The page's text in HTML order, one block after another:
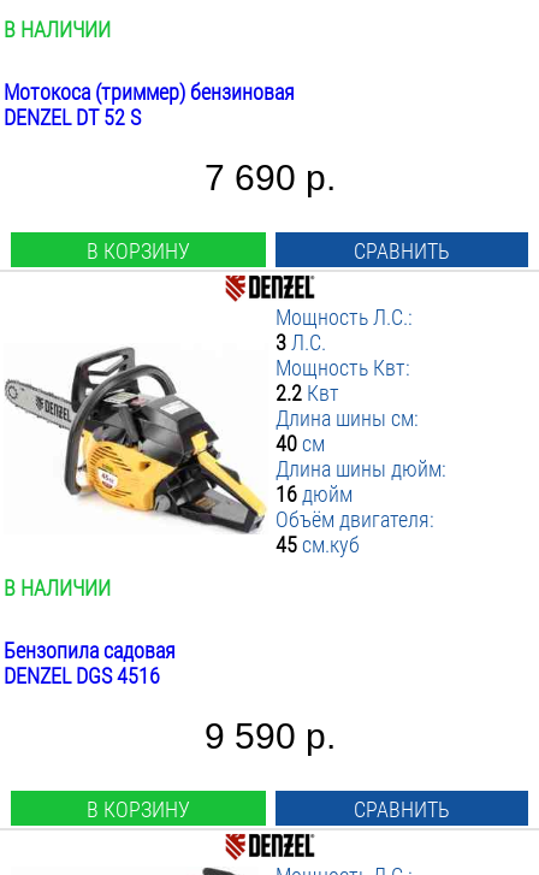
В НАЛИЧИИ
Мотокоса (триммер) бензиновая
DENZEL DT 52 S
7 690 р.
В КОРЗИНУ СРАВНИТЬ
Мощность Л.С.:
3 Л.С.
Мощность Квт:
2.2 Квт
Длина шины см:
40см
Длина шины дюйм:
16 дюйм
Объём двигателя:
45см.куб
В НАЛИЧИИ
Бензопила садовая
DENZEL DGS 4516
9 590 р.
В КОРЗИНУ СРАВНИТЬ